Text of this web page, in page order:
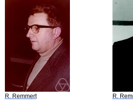
R. Remmert
R.